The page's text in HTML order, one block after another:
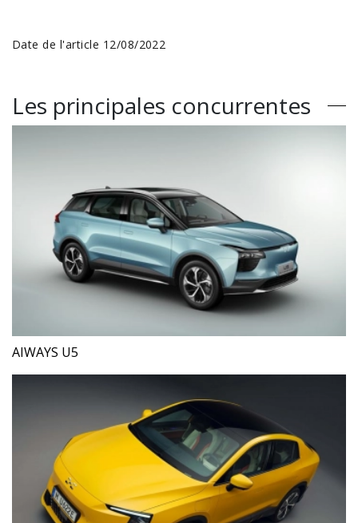
Date de l'article 12/08/2022
Les principales concurrentes
AIWAYS U5